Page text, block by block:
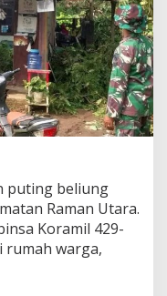
puting beliung
Raman Utara.
Koramil 429-
rumah warga,